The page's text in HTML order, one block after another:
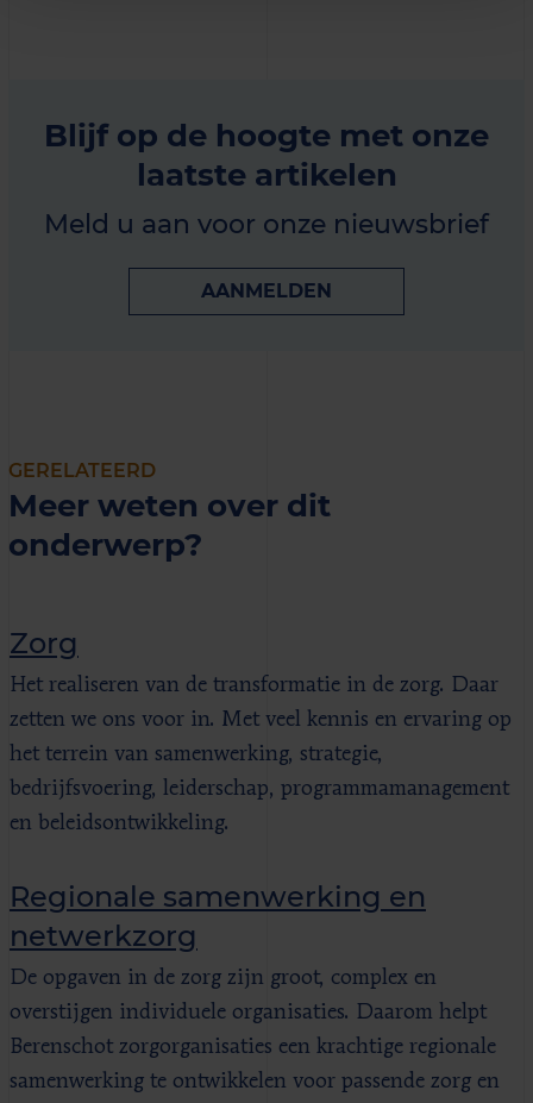
Blijf op de hoogte met onze
laatste artikelen
Meld u aan voor onze nieuwsbrief
AANMELDEN
GERELATEERD
Meer weten over dit
onderwerp?
Zorg
Het realiseren van de transformatie in de zorg. Daar
zetten we ons voor in. Met veel kennis en ervaring op
het terrein van samenwerking, strategie,
bedrijfsvoering, leiderschap, programmamanagement
en beleidsontwikkeling.
Regionale samenwerking en
netwerkzorg
De opgaven in de zorg zijn groot, complex en
overstijgen individuele organisaties. Daarom helpt
Berenschot zorgorganisaties een krachtige regionale
samenwerking te ontwikkelen voor passende zorg en